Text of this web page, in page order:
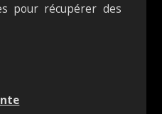
pour récupérer des